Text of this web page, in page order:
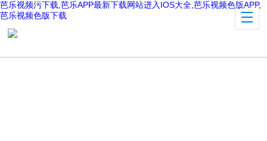
芭乐视频污下载,芭乐APP最新下载网站进入IOS大全,芭乐视频色版APP,
芭乐视频色版下载